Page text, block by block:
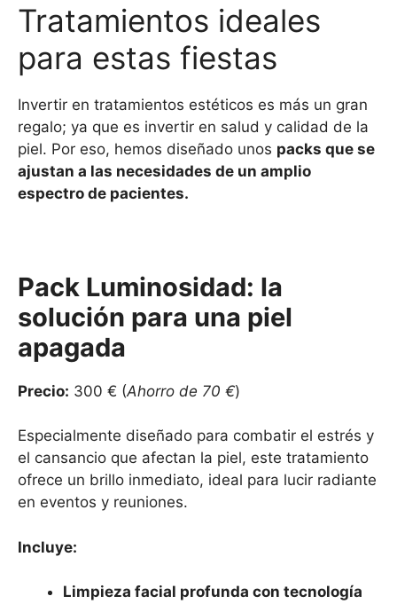
Tratamientos ideales
para estas fiestas
Invertir en tratamientos estéticos es más un gran
regalo; ya que es invertir en salud y calidad de la
piel. Por eso, hemos diseñado unos packs que se
ajustan a las necesidades de un amplio
espectro de pacientes.
Pack Luminosidad: la
solución para una piel
apagada
Precio: 300 € (Ahorro de 70 €)
Especialmente diseñado para combatir el estrés y
el cansancio que afectan la piel, este tratamiento
ofrece un brillo inmediato, ideal para lucir radiante
en eventos y reuniones.
Incluye:
Limpieza facial profunda con tecnología